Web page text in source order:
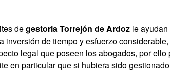
degestoria Torrejón de Ardoz le
inversión de tiempo y esfuerzo
legal que poseen los abogados, por
en particular que si hubiera sido